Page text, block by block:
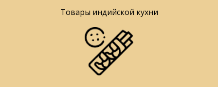
Товары индийской кухни